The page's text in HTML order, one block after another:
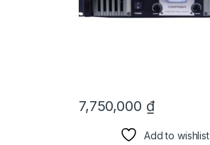
7,750,000 ₫
Add to wishlist